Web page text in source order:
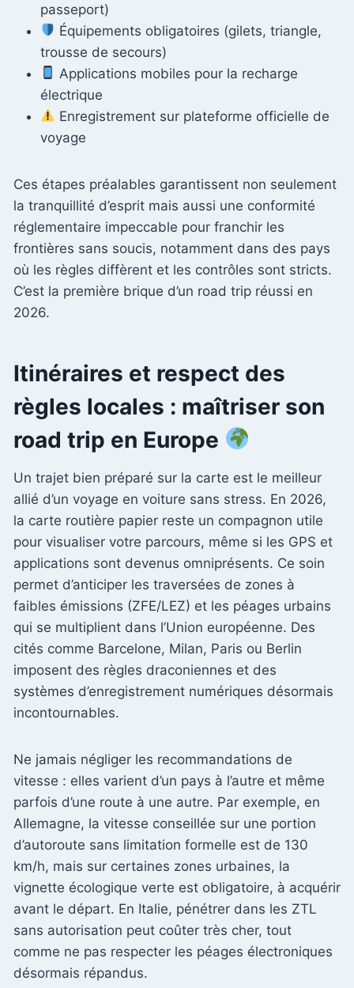
passeport)
Équipements obligatoires (gilets, triangle,
trousse de secours)
Applications mobiles pour la recharge
électrique
Enregistrement sur plateforme officielle de
voyage
Ces étapes préalables garantissent non seulement
la tranquillité d’esprit mais aussi une conformité
réglementaire impeccable pour franchir les
frontières sans soucis, notamment dans des pays
où les règles diffèrent et les contrôles sont stricts.
C’est la première brique d’un road trip réussi en
2026.
Itinéraires et respect des
règles locales : maîtriser son
road trip en Europe
Un trajet bien préparé sur la carte est le meilleur
allié d’un voyage en voiture sans stress. En 2026,
la carte routière papier reste un compagnon utile
pour visualiser votre parcours, même si les GPS et
applications sont devenus omniprésents. Ce soin
permet d’anticiper les traversées de zones à
faibles émissions (ZFE/LEZ) et les péages urbains
qui se multiplient dans l’Union européenne. Des
cités comme Barcelone, Milan, Paris ou Berlin
imposent des règles draconiennes et des
systèmes d’enregistrement numériques désormais
incontournables.
Ne jamais négliger les recommandations de
vitesse : elles varient d’un pays à l’autre et même
parfois d’une route à une autre. Par exemple, en
Allemagne, la vitesse conseillée sur une portion
d’autoroute sans limitation formelle est de 130
km/h, mais sur certaines zones urbaines, la
vignette écologique verte est obligatoire, à acquérir
avant le départ. En Italie, pénétrer dans les ZTL
sans autorisation peut coûter très cher, tout
comme ne pas respecter les péages électroniques
désormais répandus.